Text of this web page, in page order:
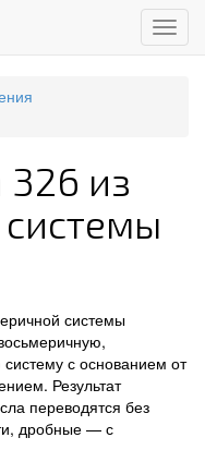
Меню
326 из
системы
с основанием от
Результат
переводятся без
дробные — с